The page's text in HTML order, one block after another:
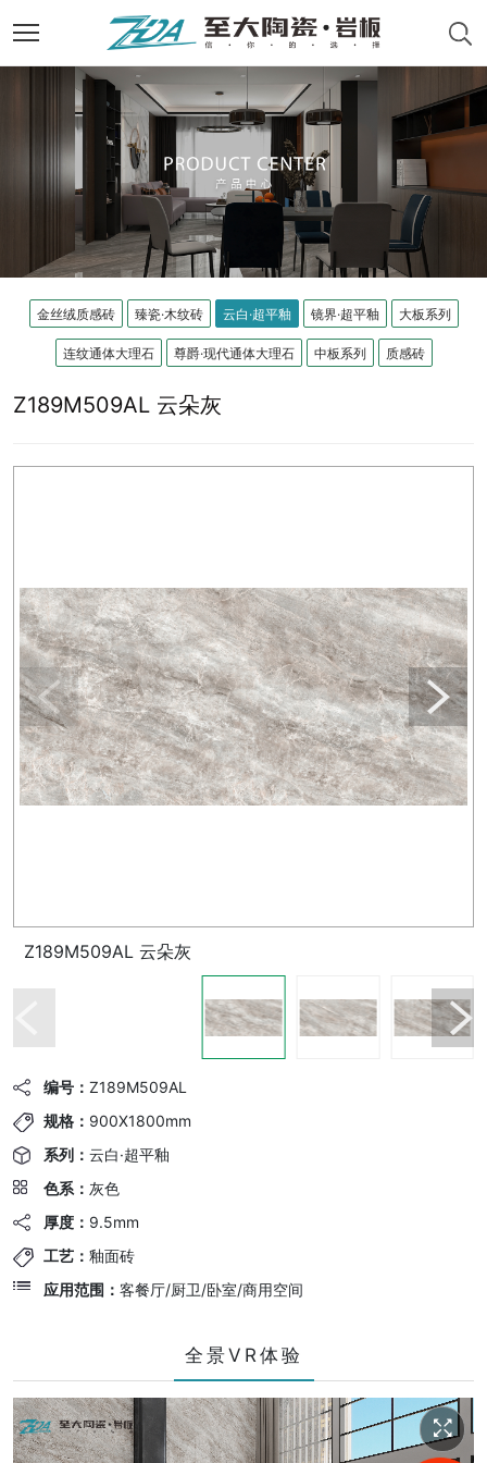
金丝绒质感砖 臻瓷·木纹砖 云白·超平釉 镜界·超平釉 大板系列
连纹通体大理石 尊爵·现代通体大理石 中板系列 质感砖
Z189M509AL 云朵灰
Z189M509AL 云朵灰
编号： Z189M509AL
规格： 900X1800mm
系列： 云白·超平釉
色系： 灰色
厚度： 9.5mm
工艺： 釉面砖
应用范围： 客餐厅/厨卫/卧室/商用空间
全景VR体验